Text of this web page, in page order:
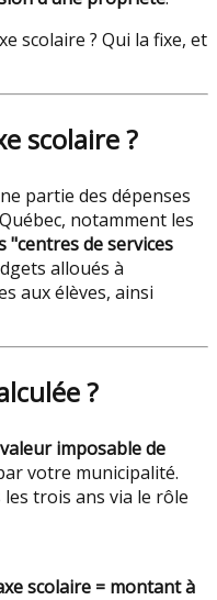
scolaire ? Qui la fixe, et
scolaire ?
partie des dépenses
notamment les
"centres de services
alloués à
aux élèves, ainsi
?
valeur imposable de
votre municipalité.
trois ans via le rôle
scolaire = montant à